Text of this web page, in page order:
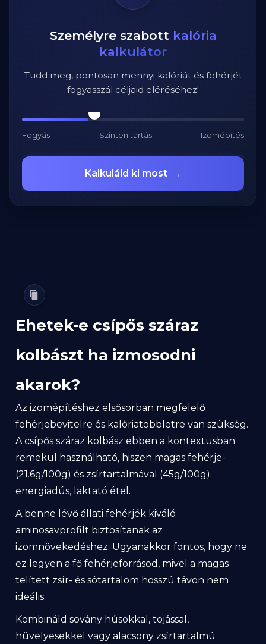
Személyre szabott kalória
kalkulátor
Tudd meg, pontosan mennyi kalóriát és fehérjét
fogyasszál céljaid eléréséhez!
Fogyás Szinten tartás Izomépítés
Kalkuláld ki most →
Ehetek-e csípős száraz
kolbászt ha izmosodni
akarok?
Az izomépítéshez elsősorban megfelelő
fehérjebevitelre és kalóriatöbbletre van szükség.
A csípős száraz kolbász ebben a kontextusban
remekül használható, hiszen magas fehérje-
(21.6g/100g) és zsírtartalmával (45g/100g)
energiadús, laktató étel.
A benne lévő állati fehérjék kiváló
aminosavprofilt biztosítanak az
izomnövekedéshez. Ugyanakkor fontos, hogy ne
ez legyen a fő fehérjeforrásod, mivel a magas
telített zsír- és sótartalom hosszú távon nem
ideális.
Kombináld sovány húsokkal, tojással,
hüvelyesekkel vagy alacsony zsírtartalmú